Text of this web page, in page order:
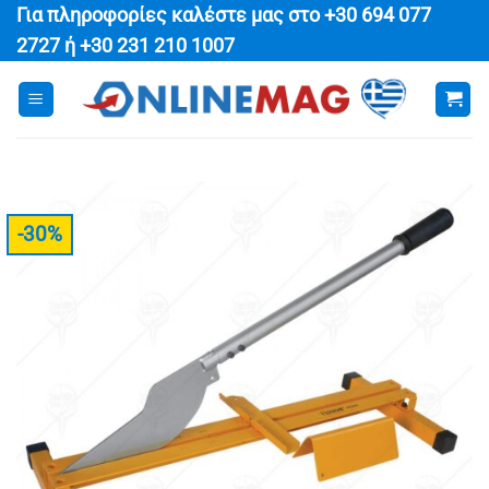
Μετάβαση
στο
περιεχόμενο
Για πληροφορίες καλέστε μας στο +30 694 077
2727 ή +30 231 210 1007
-30%